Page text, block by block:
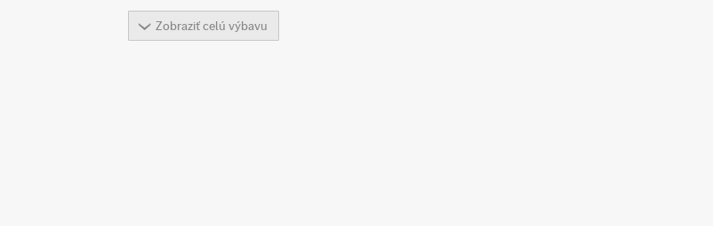
Zobraziť celú výbavu